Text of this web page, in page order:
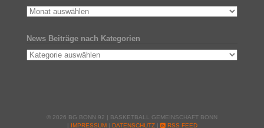
News Beiträge nach Kategorien
© 2026 BG BONN 92 | BASKETBALL GEMEINSCHAFT BONN
| IMPRESSUM| DATENSCHUTZ| RSS FEED